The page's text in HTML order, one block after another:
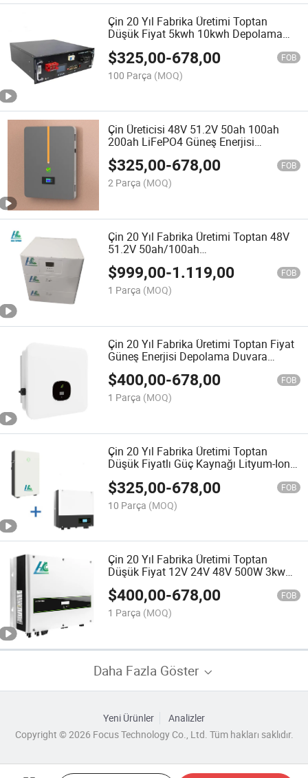
Çin 20 Yıl Fabrika Üretimi Toptan
Düşük Fiyat 5kwh 10kwh Depolama
Enerjili Ev Sistemi Ess Bataryası
$325,00-678,00 FOB
100 Parça (MOQ)
Çin Üreticisi 48V 51.2V 50ah 100ah
200ah LiFePO4 Güneş Enerjisi
Depolama Bataryası Tesla Montajlı
Powerwall Lityum İyon/Fosfat
Bataryalar ile
$325,00-678,00 FOB
2 Parça (MOQ)
Çin 20 Yıl Fabrika Üretimi Toptan 48V
51.2V 50ah/100ah
/200ah/300ah/400ah/500ah/600ah/
Pil Lityum Depolama Pili
$999,00-1.119,00 FOB
1 Parça (MOQ)
Çin 20 Yıl Fabrika Üretimi Toptan Fiyat
Güneş Enerjisi Depolama Duvara
Monte 5kwh Güç Yedekleme Güneş
Sistemleri İnverter Batarya için LiFePO4
$400,00-678,00 FOB
1 Parça (MOQ)
Çin 20 Yıl Fabrika Üretimi Toptan
Düşük Fiyatlı Güç Kaynağı Lityum-Ion
Güneş Paneli Şarj Edilebilir Pil
$325,00-678,00 FOB
10 Parça (MOQ)
Çin 20 Yıl Fabrika Üretimi Toptan
Düşük Fiyat 12V 24V 48V 500W 3kw
5kw 8kw 10kw 15kw 20kw 30kw Saf
Sinüs Dalga Güç İnvertörü Akü
Dönüştürücü
$400,00-678,00 FOB
1 Parça (MOQ)
Daha Fazla Göster
Yeni Ürünler
Analizler
Copyright © 2026 Focus Technology Co., Ltd. Tüm hakları saklıdır.